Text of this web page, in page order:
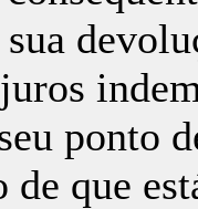
ponto
de que